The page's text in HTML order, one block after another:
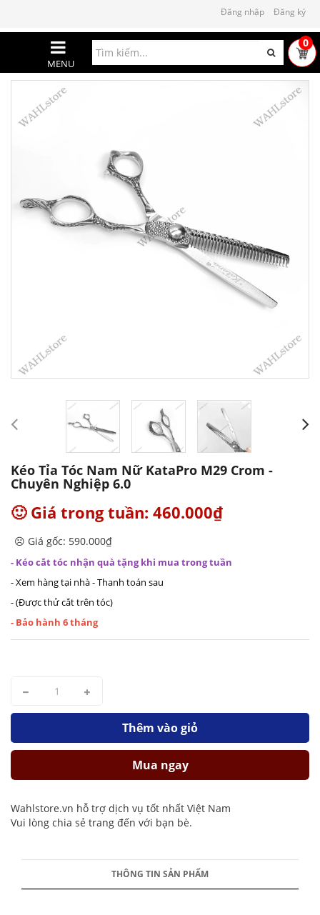
Đăng nhập Đăng ký
MENU
0
Kéo Tỉa Tóc Nam Nữ KataPro M29 Crom -
Chuyên Nghiệp 6.0
🙂 Giá trong tuần: 460.000₫
☹️ Giá gốc: 590.000₫
- Kéo cắt tóc nhận quà tặng khi mua trong tuần
- Xem hàng tại nhà - Thanh toán sau
- (Được thử cắt trên tóc)
- Bảo hành 6 tháng
Thêm vào giỏ
Mua ngay
Wahlstore.vn hỗ trợ dịch vụ tốt nhất Việt Nam
Vui lòng chia sẻ trang đến với bạn bè.
THÔNG TIN SẢN PHẨM